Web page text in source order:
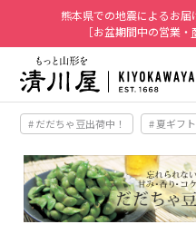
熊本県での地震によるお届
［お盆期間中の営業・
# だだちゃ豆出荷中！ # 夏ギフト